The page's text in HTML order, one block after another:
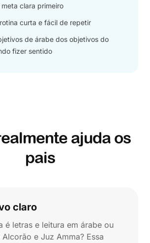
meta clara primeiro
curta e fácil de repetir
de árabe dos objetivos do
fizer sentido
ajuda os
pais
claro
é letras e leitura em árabe ou
e Juz Amma? Essa